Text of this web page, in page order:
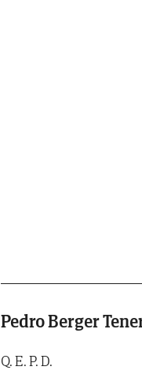
Pedro Berger
Q. E. P. D.